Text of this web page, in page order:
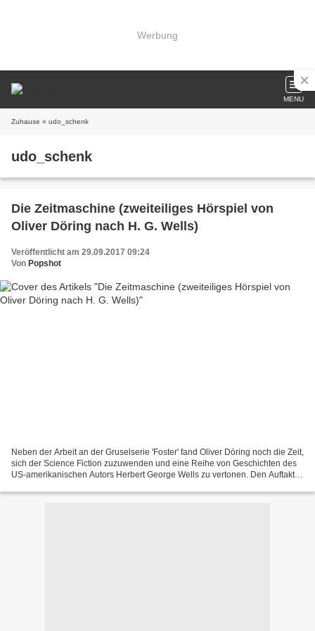
Werbung
MENU
Zuhause » udo_schenk
udo_schenk
Die Zeitmaschine (zweiteiliges Hörspiel von
Oliver Döring nach H. G. Wells)
Veröffentlicht am 29.09.2017 09:24
Von Popshot
Neben der Arbeit an der Gruselserie 'Foster' fand Oliver Döring noch die Zeit,
sich der Science Fiction zuzuwenden und eine Reihe von Geschichten des
US-amerikanischen Autors Herbert George Wells zu vertonen. Den Auftakt